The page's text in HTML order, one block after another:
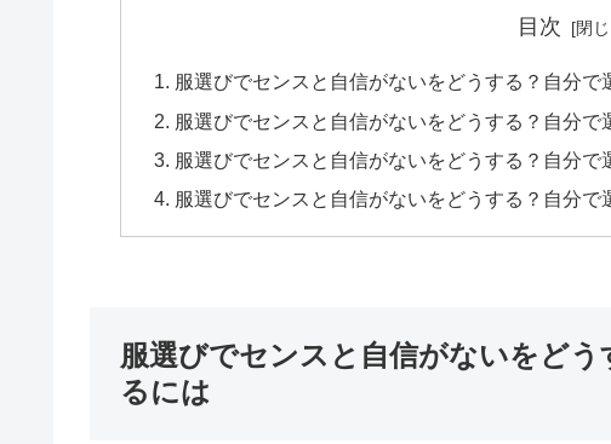
目次
服選びでセンスと自信がないをどうする？自分で
服選びでセンスと自信がないをどうする？自分で
服選びでセンスと自信がないをどうする？自分
服選びでセンスと自信がないをどうする？自分で
服選びでセンスと自信がないをど
るには